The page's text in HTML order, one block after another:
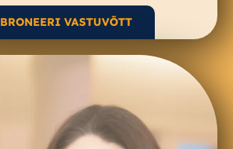
BRONEERI VASTUVÕTT